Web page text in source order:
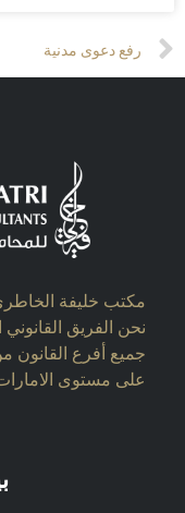
Prev
رفع دعوى مدنية
مكتب خليفة الخاطري
نحن الفريق القانوني
جميع أفرع القانون
على مستوى الامارات